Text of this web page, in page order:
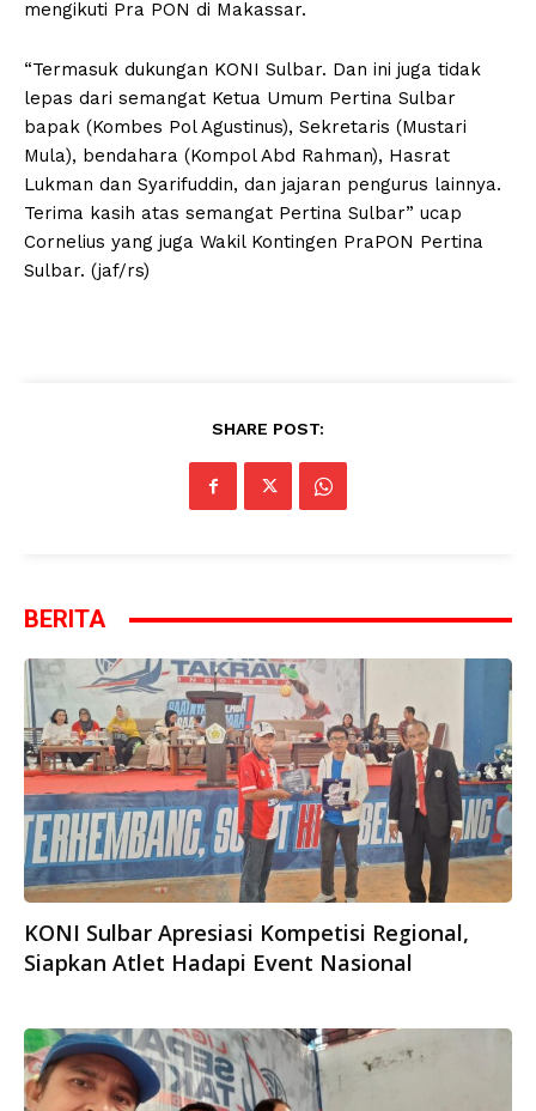
mengikuti Pra PON di Makassar.
“Termasuk dukungan KONI Sulbar. Dan ini juga tidak
lepas dari semangat Ketua Umum Pertina Sulbar
bapak (Kombes Pol Agustinus), Sekretaris (Mustari
Mula), bendahara (Kompol Abd Rahman), Hasrat
Lukman dan Syarifuddin, dan jajaran pengurus lainnya.
Terima kasih atas semangat Pertina Sulbar” ucap
Cornelius yang juga Wakil Kontingen PraPON Pertina
Sulbar. (jaf/rs)
SHARE POST:
BERITA
KONI Sulbar Apresiasi Kompetisi Regional,
Siapkan Atlet Hadapi Event Nasional